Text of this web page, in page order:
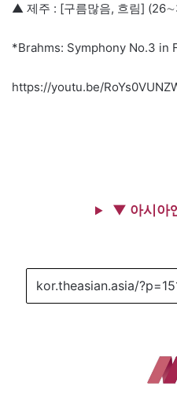
▲ 제주 : [구름많음, 흐림]
*Brahms: Symphony No.3 in
https://youtu.be/
▼ 아시아